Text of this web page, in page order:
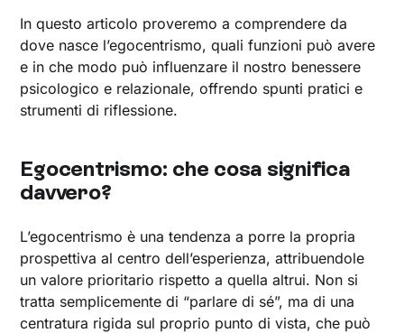
In questo articolo proveremo a comprendere da
dove nasce l’egocentrismo, quali funzioni può avere
e in che modo può influenzare il nostro benessere
psicologico e relazionale, offrendo spunti pratici e
strumenti di riflessione.
Egocentrismo: che cosa significa
davvero?
L’egocentrismo è una tendenza a porre la propria
prospettiva al centro dell’esperienza, attribuendole
un valore prioritario rispetto a quella altrui. Non si
tratta semplicemente di “parlare di sé”, ma di una
centratura rigida sul proprio punto di vista, che può